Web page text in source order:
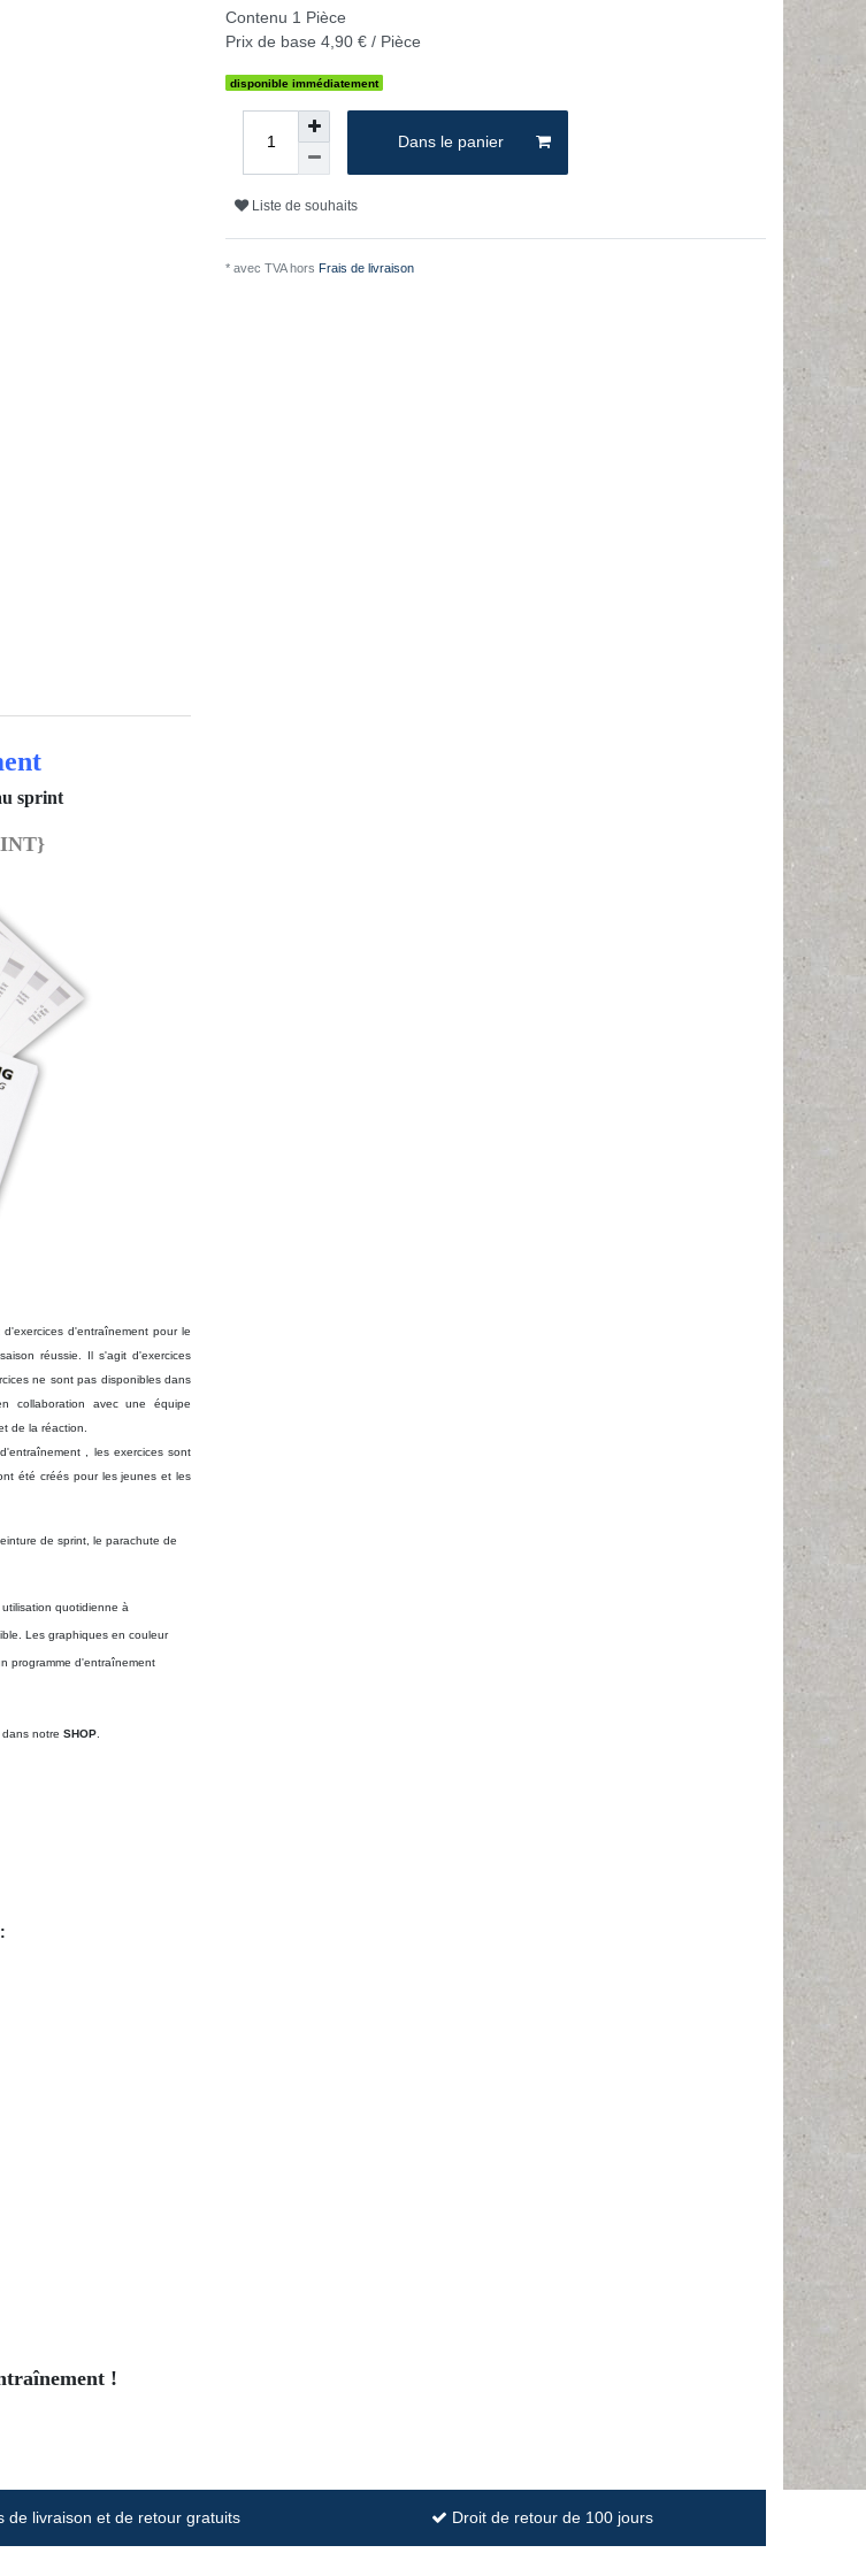
Contenu 1 Pièce
Prix de base 4,90 € / Pièce
disponible immédiatement
Dans le panier
Liste de souhaits
* avec TVA hors Frais de livraison
sprint
d'entraînement pour le
réussie. Il s'agit d'exercices
ne sont pas disponiblesdans
collaboration avec uneéquipe
de la réaction.
, les exercices sont
été créés pour les jeunes et les
de sprint, le parachute de
quotidienne à
Les graphiques en couleur
programme d'entraînement
notre SHOP
!
de livraison et de retour gratuits Droit de retour de 100 jours